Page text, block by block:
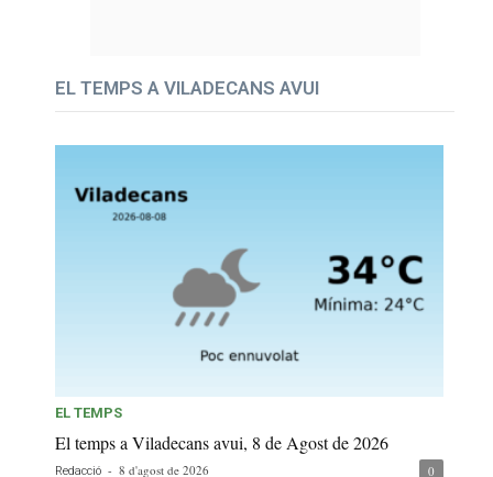
EL TEMPS A VILADECANS AVUI
EL TEMPS
El temps a Viladecans avui, 8 de Agost de 2026
Redacció - 8 d'agost de 2026 0